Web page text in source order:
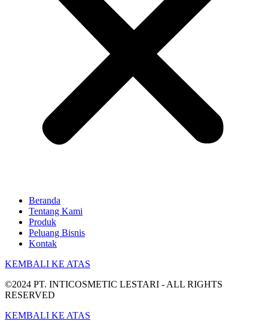
Beranda
Tentang Kami
Produk
Peluang Bisnis
Kontak
KEMBALI KE ATAS
©2024 PT. INTICOSMETIC LESTARI - ALL RIGHTS
RESERVED
KEMBALI KE ATAS